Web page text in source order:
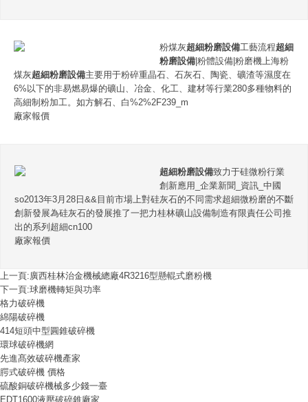
粉煤灰超細粉磨設備工藝流程超細
粉磨設備 |粉體設備|粉磨機上海粉
煤灰超細粉磨設備主要用于粉碎重晶石、石灰石、陶瓷、礦渣等濕度在
6%以下的非易燃易爆的礦山、冶金、化工、建材等行業280多種物料的
高細制粉加工。如方解石、白%2%2F239_m
廠家報價
超細粉磨設備致力于硅微粉行業
創新應用_企業新聞_資訊_中國
so2013年3月28日&&目前市場上對硅灰石的不同需求超細微粉磨的不斷
創新發展為硅灰石的發展推了一把力桂林礦山設備制造有限責任公司推
出的系列超細cn100
廠家報價
上一頁:廣西桂林治金機械總廠4R3216型懸輥式磨粉機
下一頁:球磨機轉矩與功率
格力破碎機
綿陽破碎機
414短頭中型圓錐破碎機
環球破碎機網
先進髙效破碎機產家
腭式破碎機 價格
硫酸銅破碎機械多少錢一臺
EDT1600液壓破碎錐廠家